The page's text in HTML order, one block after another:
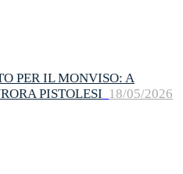
PER IL MONVISO: A
PISTOLESI 18/05/2026